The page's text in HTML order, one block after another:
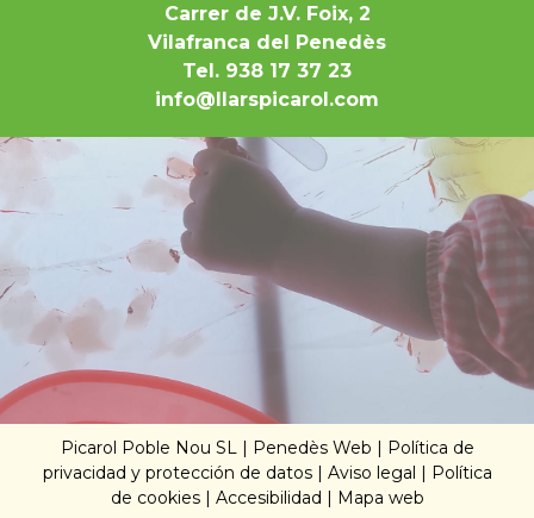
Carrer de J.V. Foix, 2
Vilafranca del Penedès
Tel. 938 17 37 23
info@llarspicarol.com
Picarol Poble Nou SL | Penedès Web | Política de
privacidad y protección de datos| Aviso legal | Política
de cookies| Accesibilidad | Mapa web